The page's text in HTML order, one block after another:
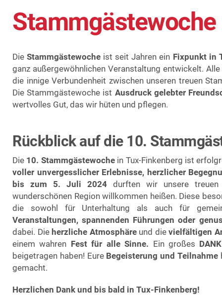
Stammgästewoche
DieStammgästewoche ist seit Jahren ein Fixpunkt in
ganz außergewöhnlichen Veranstaltung entwickelt.
die innige Verbundenheit zwischen unseren treuen
Die Stammgästewoche ist Ausdruck gelebter
wertvolles Gut, das wir hüten und pflegen.
Rückblick auf die 10.
Die 10. Stammgästewoche in Tux-Finkenberg ist
voller unvergesslicher Erlebnisse, herzlicher
bis zum 5. Juli 2024durften wir unsere
wunderschönen Region willkommen heißen. Diese
die sowohl für Unterhaltung als auch für
Veranstaltungen, spannenden Führungen oder
dabei. Die herzliche Atmosphäreund dievielfältigen
einem wahren Fest für alle Sinne. Ein großes
beigetragen haben! Eure Begeisterung und Teilnahme
gemacht.
Herzlichen Dank und bis bald in Tux-Finkenberg!